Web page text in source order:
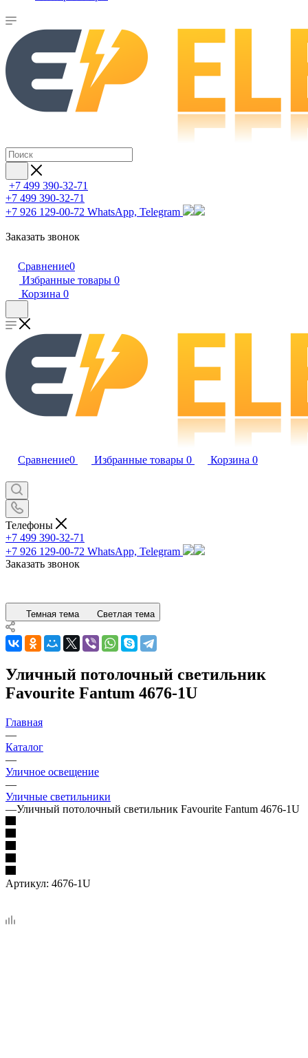
+7 499 390-32-71
+7 499 390-32-71
+7 926 129-00-72 WhatsApp, Telegram
Заказать звонок
Сравнение0
Избранные товары 0
Корзина 0
Сравнение0 Избранные товары 0 Корзина 0
Телефоны
+7 499 390-32-71
+7 926 129-00-72 WhatsApp, Telegram
Заказать звонок
Темная тема Светлая тема
Уличный потолочный светильник
Favourite Fantum 4676-1U
Главная
—
Каталог
—
Уличное освещение
—
Уличные светильники
—Уличный потолочный светильник Favourite Fantum 4676-1U
Артикул: 4676-1U